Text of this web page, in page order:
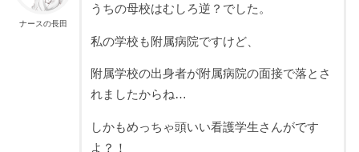
ナースの長田
うちの母校はむしろ逆？でした。
私の学校も附属病院ですけど、
附属学校の出身者が附属病院の面接で落とさ
れましたからね…
しかもめっちゃ頭いい看護学生さんがです
よ？！